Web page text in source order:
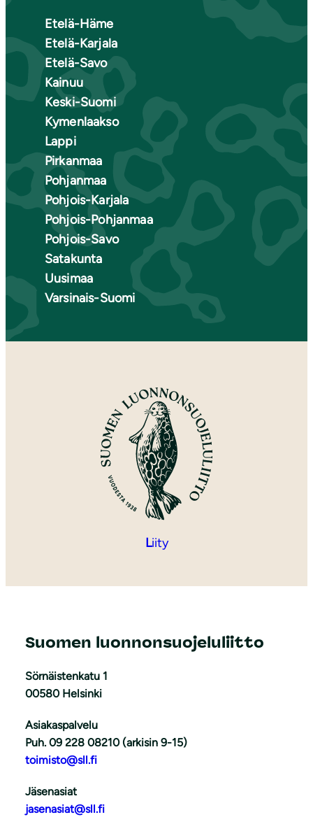
Etelä-Häme
Etelä-Karjala
Etelä-Savo
Kainuu
Keski-Suomi
Kymenlaakso
Lappi
Pirkanmaa
Pohjanmaa
Pohjois-Karjala
Pohjois-Pohjanmaa
Pohjois-Savo
Satakunta
Uusimaa
Varsinais-Suomi
Liity
Suomen luonnonsuojeluliitto
Sörnäistenkatu 1
00580 Helsinki
Asiakaspalvelu
Puh. 09 228 08210 (arkisin 9-15)
toimisto@sll.fi
Jäsenasiat
jasenasiat@sll.fi